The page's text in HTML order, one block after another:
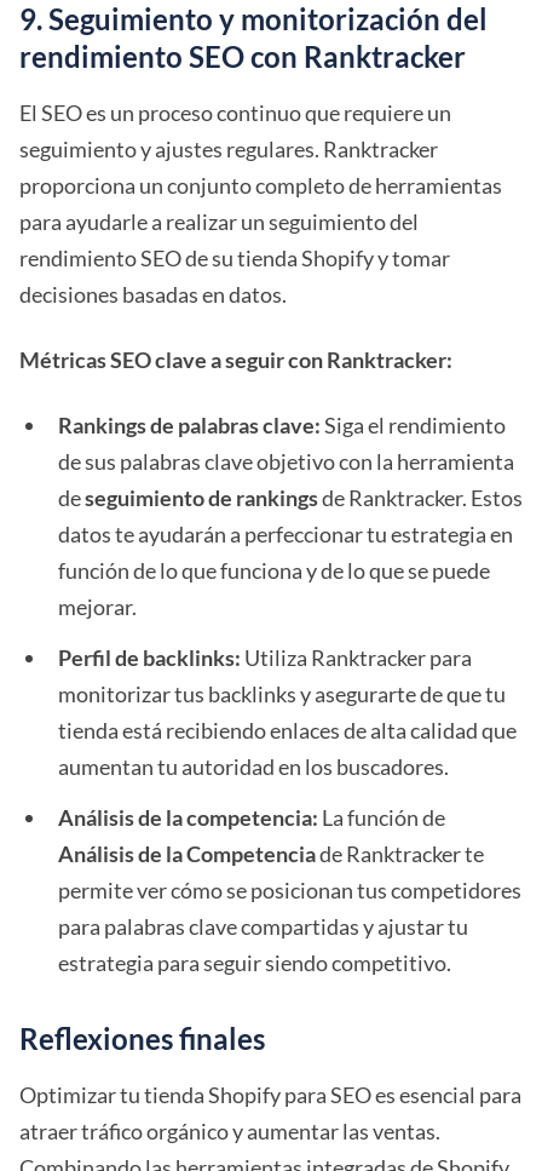
9. Seguimiento y monitorización del
rendimiento SEO con Ranktracker
El SEO es un proceso continuo que requiere un
seguimiento y ajustes regulares. Ranktracker
proporciona un conjunto completo de herramientas
para ayudarle a realizar un seguimiento del
rendimiento SEO de su tienda Shopify y tomar
decisiones basadas en datos.
Métricas SEO clave a seguir con Ranktracker:
Rankings de palabras clave:Siga el rendimiento
de sus palabras clave objetivo con la herramienta
deseguimiento de rankingsde Ranktracker. Estos
datos te ayudarán a perfeccionar tu estrategia en
función de lo que funciona y de lo que se puede
mejorar.
Perfil de backlinks: Utiliza Ranktracker para
monitorizar tus backlinks y asegurarte de que tu
tienda está recibiendo enlaces de alta calidad que
aumentan tu autoridad en los buscadores.
Análisis de la competencia: La función de
Análisis de la Competenciade Ranktracker te
permite ver cómo se posicionan tus competidores
para palabras clave compartidas y ajustar tu
estrategia para seguir siendo competitivo.
Reflexiones finales
Optimizar tu tienda Shopify para SEO es esencial para
atraer tráfico orgánico y aumentar las ventas.